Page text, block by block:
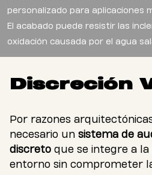
personalizado para aplicaciones
El acabado puede resistir las
oxidación causada por el agua
Discreción
Por razones
necesario un sistema de
discreto que se integre a la
entorno sin comprometer